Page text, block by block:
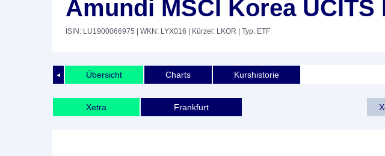
Amundi MSCI Korea UCITS
ISIN: LU1900066975 | WKN: LYX016 | Kürzel: LKOR | Typ: ETF
◄ Übersicht Charts Kurshistorie
Xetra Frankfurt